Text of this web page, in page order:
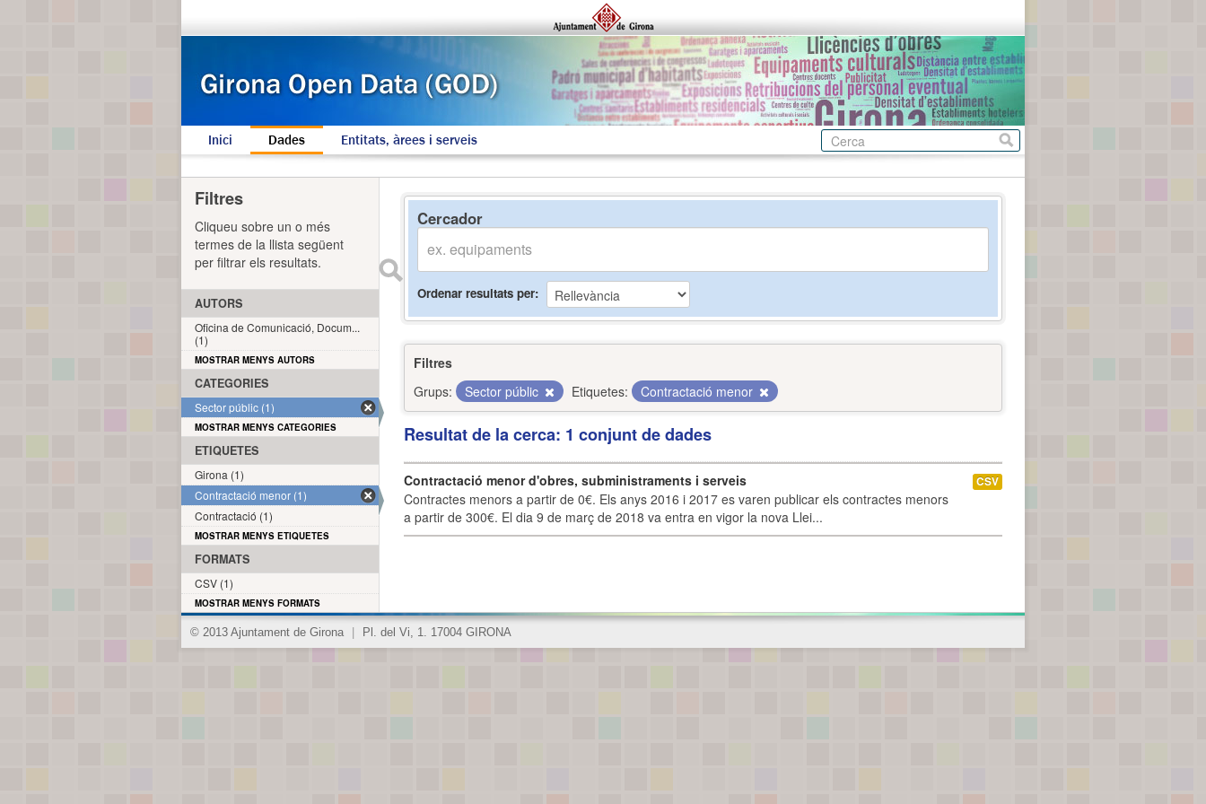
Inici Dades Entitats, àrees i serveis
Cercador
Ordenar resultats per
Filtres
Grups:
Sector públic Etiquetes: Contractació menor
Resultat de la cerca: 1 conjunt de dades
Contractació menor d'obres, subministraments i serveis
Contractes menors a partir de 0€. Els anys 2016 i 2017 es varen publicar els contractes menors
a partir de 300€. El dia 9 de març de 2018 va entra en vigor la nova Llei...
CSV
Filtres
Cliqueu sobre un o més
termes de la llista següent
per filtrar els resultats.
AUTORS
Oficina de Comunicació, Docum...
(1)
MOSTRAR MENYS AUTORS
CATEGORIES
Sector públic (1)
MOSTRAR MENYS CATEGORIES
ETIQUETES
Girona (1)
Contractació menor (1)
Contractació (1)
MOSTRAR MENYS ETIQUETES
FORMATS
CSV (1)
MOSTRAR MENYS FORMATS
© 2013 Ajuntament de Girona Pl. del Vi, 1. 17004 GIRONA